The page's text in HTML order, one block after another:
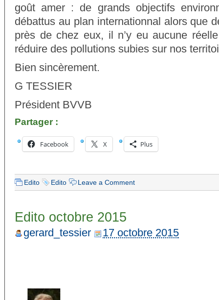
goût amer : de grands objectifs
débattus au plan internationnal alors que
près de chez eux, il n’y eu aucune
réduire des pollutions subies sur nos
Bien sincèrement.
G TESSIER
Président BVVB
Partager :
Facebook X Plus
Edito Edito Leave a Comment
Edito octobre 2015
gerard_tessier 17 octobre 2015